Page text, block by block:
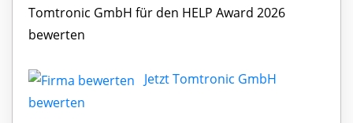
Tomtronic GmbH für den HELP Award 2026
bewerten
Jetzt Tomtronic GmbH
bewerten